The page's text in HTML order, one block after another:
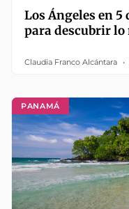
Los Ángeles en
para descubrir lo
Claudia Franco Alcántara
PANAMÁ